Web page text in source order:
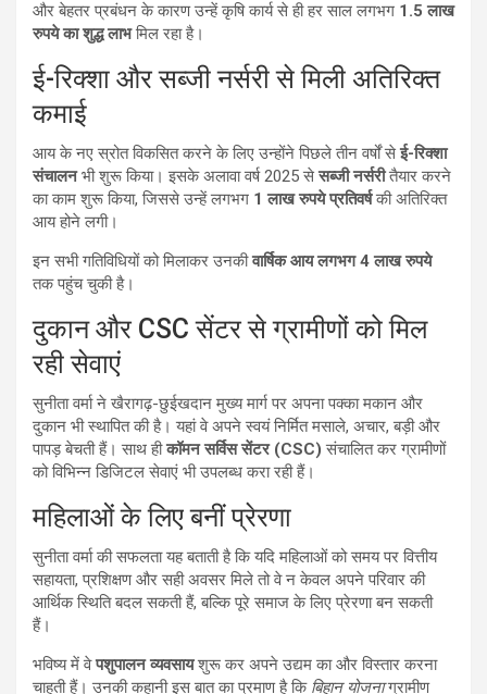
और बेहतर प्रबंधन के कारण उन्हें कृषि कार्य से ही हर साल लगभग 1.5 लाख
रुपये का शुद्ध लाभमिल रहा है।
ई-रिक्शा और सब्जी नर्सरी से मिली अतिरिक्त
कमाई
आय के नए स्रोत विकसित करने के लिए उन्होंने पिछले तीन वर्षों सेई-रिक्शा
संचालनभी शुरू किया। इसके अलावा वर्ष 2025 सेसब्जी नर्सरीतैयार करने
का काम शुरू किया, जिससे उन्हें लगभग 1 लाख रुपये प्रतिवर्षकी अतिरिक्त
आय होने लगी।
इन सभी गतिविधियों को मिलाकर उनकीवार्षिक आय लगभग 4 लाख रुपये
तक पहुंच चुकी है।
दुकान और CSC सेंटर से ग्रामीणों को मिल
रही सेवाएं
सुनीता वर्मा ने खैरागढ़-छुईखदान मुख्य मार्ग पर अपना पक्का मकान और
दुकान भी स्थापित की है। यहां वे अपने स्वयं निर्मित मसाले, अचार, बड़ी और
पापड़ बेचती हैं। साथ हीकॉमन सर्विस सेंटर (CSC) संचालित कर ग्रामीणों
को विभिन्न डिजिटल सेवाएं भी उपलब्ध करा रही हैं।
महिलाओं के लिए बनीं प्रेरणा
सुनीता वर्मा की सफलता यह बताती है कि यदि महिलाओं को समय पर वित्तीय
सहायता, प्रशिक्षण और सही अवसर मिले तो वे न केवल अपने परिवार की
आर्थिक स्थिति बदल सकती हैं, बल्कि पूरे समाज के लिए प्रेरणा बन सकती
हैं।
भविष्य में वेपशुपालन व्यवसायशुरू कर अपने उद्यम का और विस्तार करना
चाहती हैं। उनकी कहानी इस बात का प्रमाण है कि बिहान योजनाग्रामीण